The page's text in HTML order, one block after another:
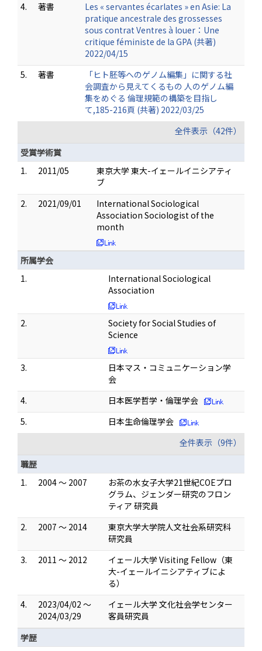
4.
著書
Les « servantes écarlates » en Asie: La
pratique ancestrale des grossesses
sous contrat Ventres à louer：Une
critique féministe de la GPA (共著)
2022/04/15
5.
著書
「ヒト胚等へのゲノム編集」に関する社
会調査から見えてくるもの 人のゲノム編
集をめぐる 倫理規範の構築を目指し
て,185-216頁 (共著) 2022/03/25
全件表示（42件）
受賞学術賞
1.
2011/05
東京大学 東大-イェールイニシアティ
ブ
2.
2021/09/01
International Sociological
Association Sociologist of the
month
所属学会
1.
International Sociological
Association
2.
Society for Social Studies of
Science
3.
日本マス・コミュニケーション学
会
4.
日本医学哲学・倫理学会
5.
日本生命倫理学会
全件表示（9件）
職歴
1.
2004 ～ 2007
お茶の水女子大学21世紀COEプロ
グラム、ジェンダー研究のフロン
ティア 研究員
2.
2007 ～ 2014
東京大学大学院人文社会系研究科
研究員
3.
2011 ～ 2012
イェール大学 Visiting Fellow（東
大-イェールイニシアティブによ
る）
4.
2023/04/02 ～
2024/03/29
イェール大学 文化社会学センター
客員研究員
学歴